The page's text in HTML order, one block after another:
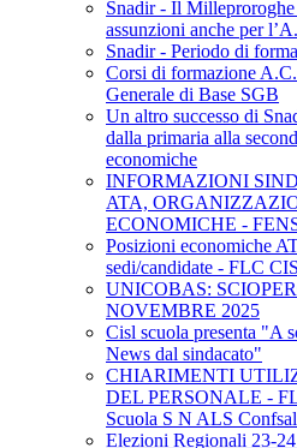
Snadir - Il Milleproroghe
assunzioni anche per
Snadir - Periodo di
Corsi di formazione
Generale di Base SGB
Un altro successo di
dalla primaria alla
economiche
INFORMAZIONI
ATA,
ECONOMICHE -
Posizioni economiche
sedi/candidate - FLC
UNICOBAS:
NOVEMBRE 2025
Cisl scuola presenta "A
News dal sindacato"
CHIARIMENTI
DEL PERSONALE -
Scuola S N ALS
Elezioni Regionali 23-